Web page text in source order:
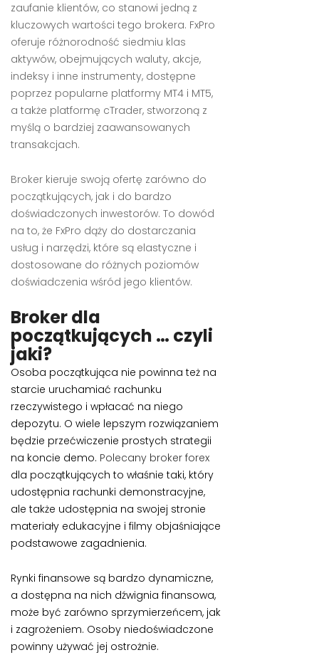
zaufanie klientów, co stanowi jedną z
kluczowych wartości tego brokera. FxPro
oferuje różnorodność siedmiu klas
aktywów, obejmujących waluty, akcje,
indeksy i inne instrumenty, dostępne
poprzez popularne platformy MT4 i MT5,
a także platformę cTrader, stworzoną z
myślą o bardziej zaawansowanych
transakcjach.
Broker kieruje swoją ofertę zarówno do
początkujących, jak i do bardzo
doświadczonych inwestorów. To dowód
na to, że FxPro dąży do dostarczania
usług i narzędzi, które są elastyczne i
dostosowane do różnych poziomów
doświadczenia wśród jego klientów.
Broker dla
początkujących … czyli
jaki?
Osoba początkująca nie powinna też na
starcie uruchamiać rachunku
rzeczywistego i wpłacać na niego
depozytu. O wiele lepszym rozwiązaniem
będzie przećwiczenie prostych strategii
na koncie demo. Polecany broker forex
dla początkujących to właśnie taki, który
udostępnia rachunki demonstracyjne,
ale także udostępnia na swojej stronie
materiały edukacyjne i filmy objaśniające
podstawowe zagadnienia.
Rynki finansowe są bardzo dynamiczne,
a dostępna na nich dźwignia finansowa,
może być zarówno sprzymierzeńcem, jak
i zagrożeniem. Osoby niedoświadczone
powinny używać jej ostrożnie.